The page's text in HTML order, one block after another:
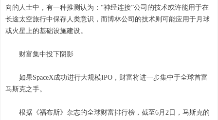
向的人士中，有一种推测认为：“神经连接”公司的技术或许能用于在
长途太空旅行中保存人类意识，而博林公司的技术则可能应用于月球
或火星上的基础设施建设。
财富集中投下阴影
如果SpaceX成功进行大规模IPO，财富将进一步集中于全球首富
马斯克之手。
根据《福布斯》杂志的全球财富排行榜，截至6月2日，马斯克的